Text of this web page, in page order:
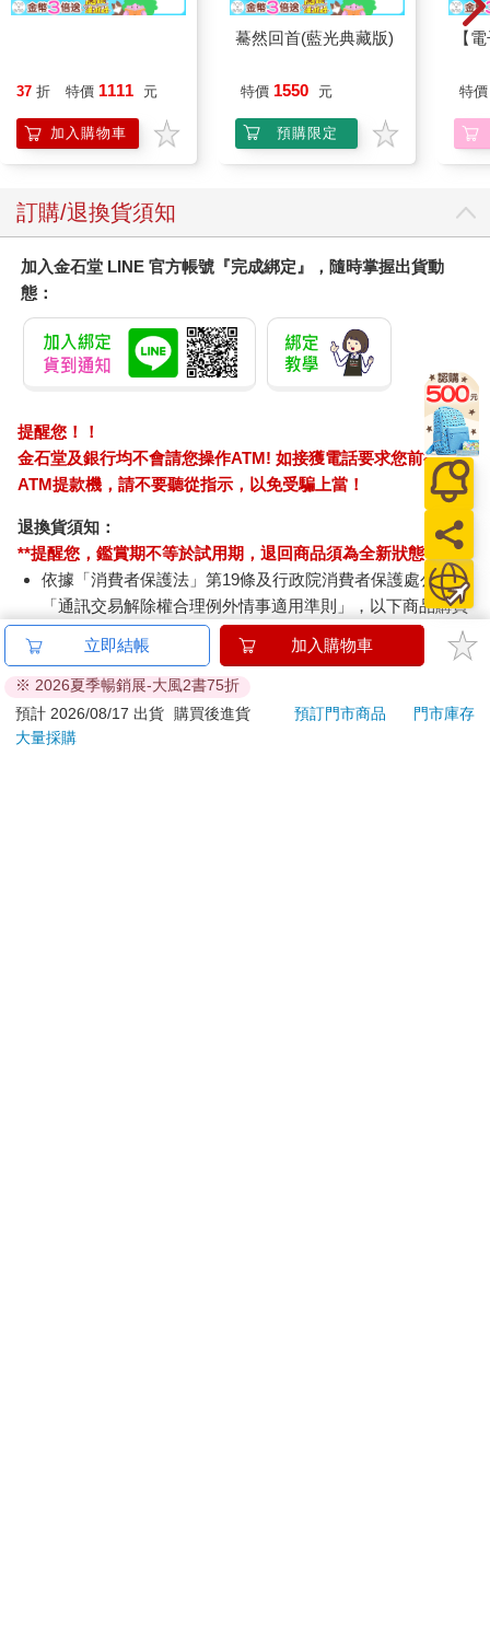
型 優惠組合套餐
37 折 特價 1111 元
加入購物車
驀然回首(藍光典藏版)
特價 1550 元
預購限定
【
特價
訂購/退換貨須知
加入金石堂 LINE 官方帳號『完成綁定』，隨時掌握出貨動
態：
提醒您！！
金石堂及銀行均不會請您操作ATM! 如接獲電話要求您前往
ATM提款機，請不要聽從指示，以免受騙上當！
退換貨須知：
**提醒您，鑑賞期不等於試用期，退回商品須為全新狀態**
依據「消費者保護法」第19條及行政院消費者保護處公告之
「通訊交易解除權合理例外情事適用準則」，以下商品購買
後，除商品本身有瑕疵外，將不提供7天的猶豫期：
易於腐敗、保存期限較短或解約時即將逾期。（如：生
鮮食品）
依消費者要求所為之客製化給付。（客製化商品）
報紙、期刊或雜誌。（含MOOK、外文雜誌）
立即結帳 加入購物車
※ 2026夏季暢銷展-大風2書75折
預計 2026/08/17 出貨
購買後進貨 預訂門市商品
門市庫存
大量採購